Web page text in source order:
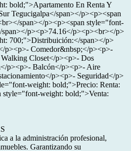
bold;">Apartamento En Renta Y
Tegucigalpa</span></p><p><span
span></p><p><span style="font-
p><p>74.16</p><p><br></p>
700;">Distribuición:</span></p>
p><p>- Comedor&nbsp;</p><p>-
Closet</p><p>- Dos
p><p>- Balcón</p><p>- Aire
p><p>- Seguridad</p>
weight: bold;">Precio: Renta:
style="font-weight: bold;">Venta:
a la administración profesional,
Garantizando su